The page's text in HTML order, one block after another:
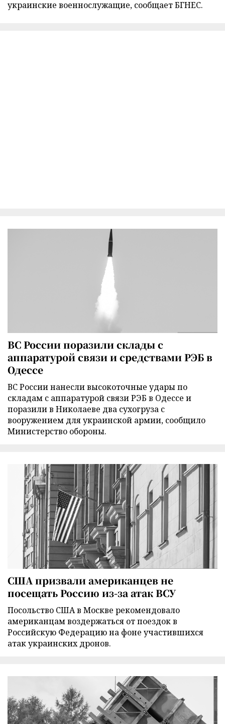
украинские военнослужащие, сообщает БГНЕС.
ВС России поразили склады с
аппаратурой связи и средствами РЭБ в
Одессе
ВС России нанесли высокоточные удары по
складам с аппаратурой связи РЭБ в Одессе и
поразили в Николаеве два сухогруза с
вооружением для украинской армии, сообщило
Министерство обороны.
США призвали американцев не
посещать Россию из-за атак ВСУ
Посольство США в Москве рекомендовало
американцам воздержаться от поездок в
Российскую Федерацию на фоне участившихся
атак украинских дронов.